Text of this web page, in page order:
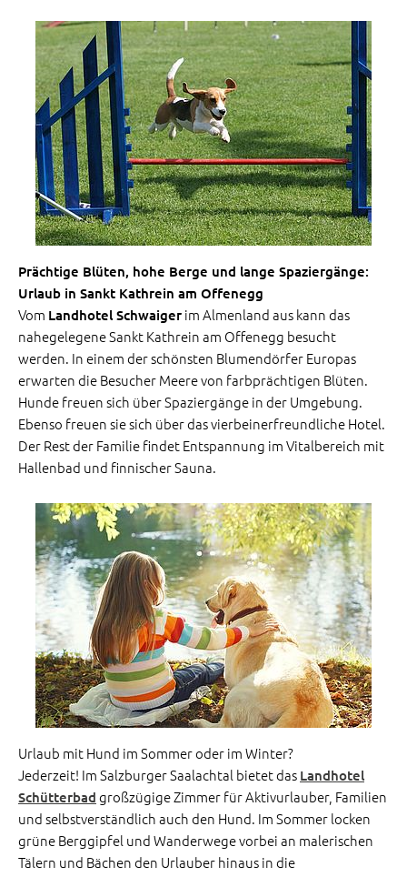
Prächtige Blüten, hohe Berge und lange Spaziergänge:
Urlaub in Sankt Kathrein am Offenegg
Vom Landhotel Schwaiger im Almenland aus kann das
nahegelegene Sankt Kathrein am Offenegg besucht
werden. In einem der schönsten Blumendörfer Europas
erwarten die Besucher Meere von farbprächtigen Blüten.
Hunde freuen sich über Spaziergänge in der Umgebung.
Ebenso freuen sie sich über das vierbeinerfreundliche Hotel.
Der Rest der Familie findet Entspannung im Vitalbereich mit
Hallenbad und finnischer Sauna.
Urlaub mit Hund im Sommer oder im Winter?
Jederzeit! Im Salzburger Saalachtal bietet das Landhotel
Schütterbad großzügige Zimmer für Aktivurlauber, Familien
und selbstverständlich auch den Hund. Im Sommer locken
grüne Berggipfel und Wanderwege vorbei an malerischen
Tälern und Bächen den Urlauber hinaus in die